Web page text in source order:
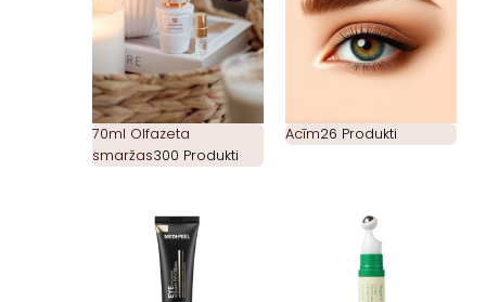
70ml Olfazeta
smaržas300 Produkti
Acīm26 Produkti